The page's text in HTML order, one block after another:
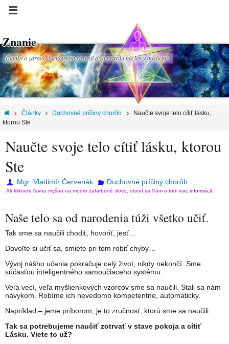
Znanie
Články o zdraví, duchovnom rozvoji a za pravdu nie len v medicíne.
Články Duchovné príčiny chorôb
Naučte svoje telo cítiť lásku,
ktorou Ste
Naučte svoje telo cítiť lásku, ktorou
Ste
Mgr. Vladimír Červenák Duchovné príčiny chorôb
Ak kliknete ľavou myšou na modro zafarbené slovo, otvorí sa Vám o tom viac informácií.
Naše telo sa od narodenia túži všetko učiť.
Tak sme sa naučili chodiť, hovoriť, jesť…
Dovoľte si učiť sa, smiete pri tom robiť chyby…
Vývoj nášho učenia pokračuje celý život, nikdy nekončí. Sme
súčasťou inteligentného samoučiaceho systému.
Veľa vecí, veľa myšlienkových vzorcov sme sa naučili. Stali sa nám
návykom. Robíme ich nevedomo kompetentne, automaticky.
Napríklad – jeme príborom, je to zručnosť, ktorú sme sa naučili.
Tak sa potrebujeme naučiť zotrvať v stave pokoja a cítiť
Lásku. Viete to už?